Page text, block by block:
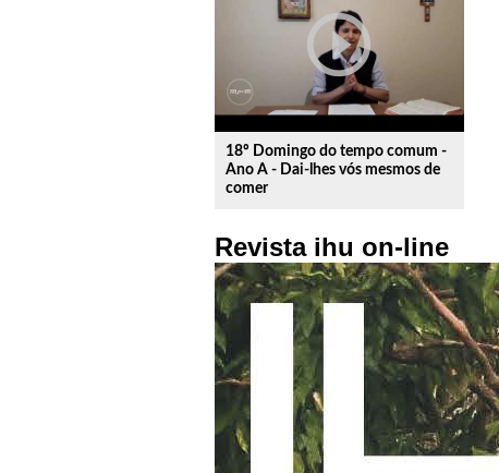
play_circle_outline
18º Domingo do tempo comum -
Ano A - Dai-lhes vós mesmos de
comer
Revista ihu on-line